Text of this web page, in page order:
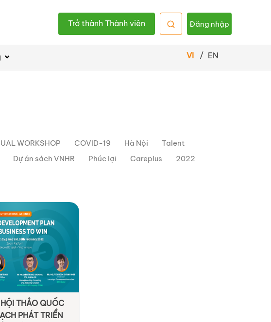
Trở thành Thành viên Đăng nhập
VI / EN
WORKSHOP COVID-19 Hà Nội
Talent
Dự án sách VNHR Phúc lợi Careplus
2022
THẢO QUỐC
PHÁT TRIỂN